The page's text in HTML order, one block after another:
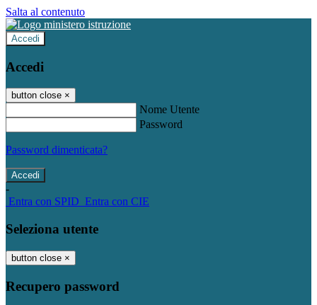
Salta al contenuto
Accedi
Accedi
button close ×
Nome Utente
Password
Password dimenticata?
-
Entra con SPID Entra con CIE
Seleziona utente
button close ×
Recupero password